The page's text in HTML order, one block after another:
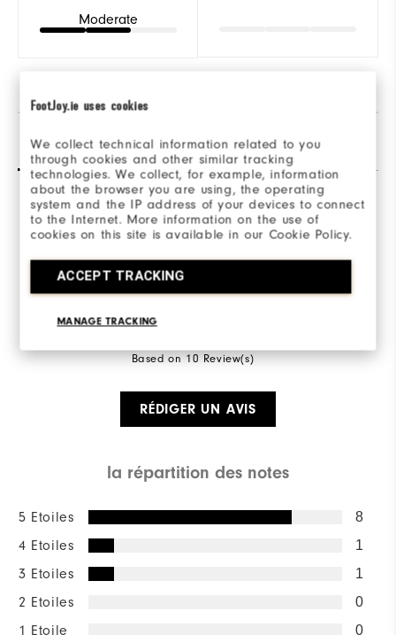
FootJoy.ie uses cookies
We collect technical information related to you
through cookies and other similar tracking
technologies. We collect, for example, information
about the browser you are using, the operating
system and the IP address of your devices to connect
to the Internet. More information on the use of
cookies on this site is available in our Cookie Policy.
ACCEPT TRACKING
MANAGE TRACKING
Moderate
Avis (10) Q&R
Overall Rating
4.7/5
Based on 10 Review(s)
RÉDIGER UN AVIS
la répartition des notes
5 Etoiles 8
4 Etoiles 1
3 Etoiles 1
2 Etoiles 0
1 Etoile 0